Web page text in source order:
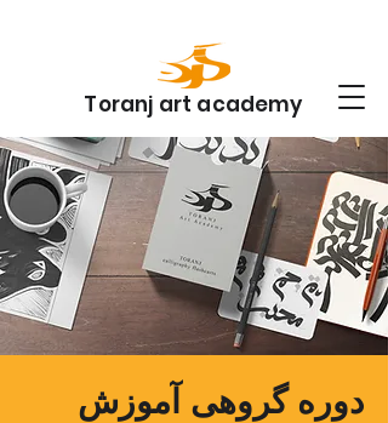
Toranj art academy
دوره گروهی آموزش